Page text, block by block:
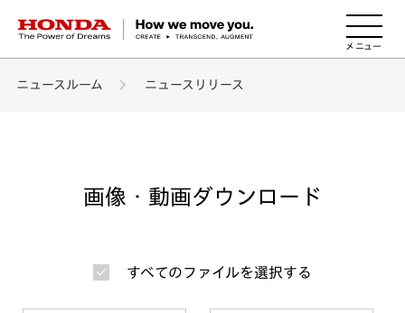
HONDA The Power of Dreams
ニュースルーム ニュースリリース
画像・動画ダウンロード
すべてのファイルを選択する